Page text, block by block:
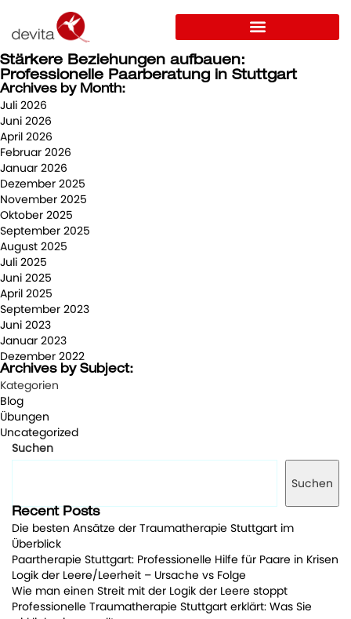
Stärkere Beziehungen aufbauen:
Professionelle Paarberatung in Stuttgart
Archives by Month:
Juli 2026
Juni 2026
April 2026
Februar 2026
Januar 2026
Dezember 2025
November 2025
Oktober 2025
September 2025
August 2025
Juli 2025
Juni 2025
April 2025
September 2023
Juni 2023
Januar 2023
Dezember 2022
Archives by Subject:
Kategorien
Blog
Übungen
Uncategorized
Suchen
Suchen
Recent Posts
Die besten Ansätze der Traumatherapie Stuttgart im
Überblick
Paartherapie Stuttgart: Professionelle Hilfe für Paare in Krisen
Logik der Leere/Leerheit – Ursache vs Folge
Wie man einen Streit mit der Logik der Leere stoppt
Professionelle Traumatherapie Stuttgart erklärt: Was Sie